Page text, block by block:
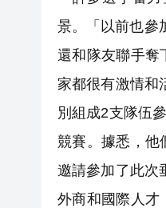
景。「以前也參
還和隊友聯手奪
家都很有激情和
別組成2支隊伍
競賽。據悉，
邀請參加了此次
外商和國際人才